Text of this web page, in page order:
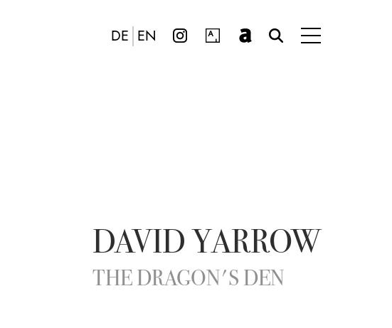
DE EN
DAVID YARROW
THE DRAGON'S DEN